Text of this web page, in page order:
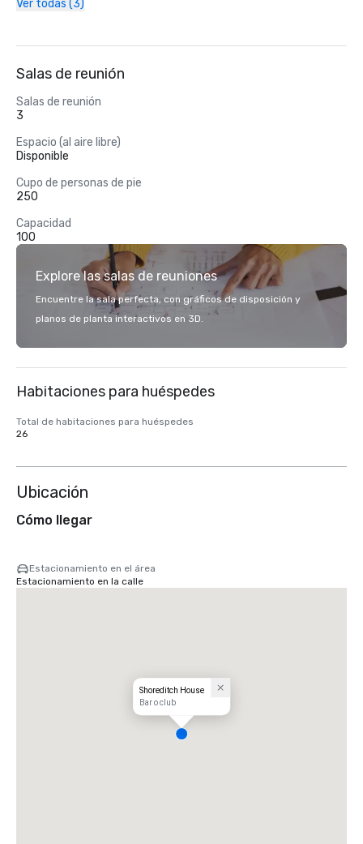
Ver todas (3)
Salas de reunión
Salas de reunión
3
Espacio (al aire libre)
Disponible
Cupo de personas de pie
250
Capacidad
100
Explore las salas de reuniones
Encuentre la sala perfecta, con gráficos de disposición y
planos de planta interactivos en 3D.
Habitaciones para huéspedes
Total de habitaciones para huéspedes
26
Ubicación
Cómo llegar
Estacionamiento en el área
Estacionamiento en la calle
Shoreditch House
Bar o club